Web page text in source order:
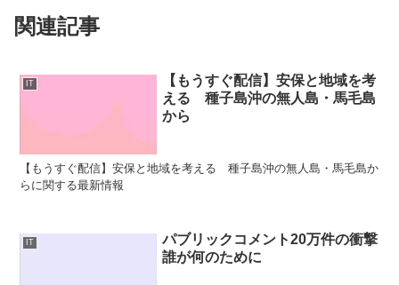
関連記事
IT
【もうすぐ配信】安保と地域を考
える 種子島沖の無人島・馬毛島
から
【もうすぐ配信】安保と地域を考える 種子島沖の無人島・馬毛島か
らに関する最新情報
IT
パブリックコメント20万件の衝撃
誰が何のために